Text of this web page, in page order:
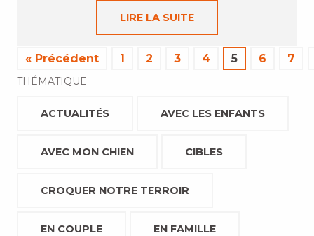
LIRE LA SUITE
« Précédent 1 2 3 4 5 6 7
THÉMATIQUE
ACTUALITÉS AVEC LES ENFANTS
AVEC MON CHIEN CIBLES
CROQUER NOTRE TERROIR
EN COUPLE EN FAMILLE